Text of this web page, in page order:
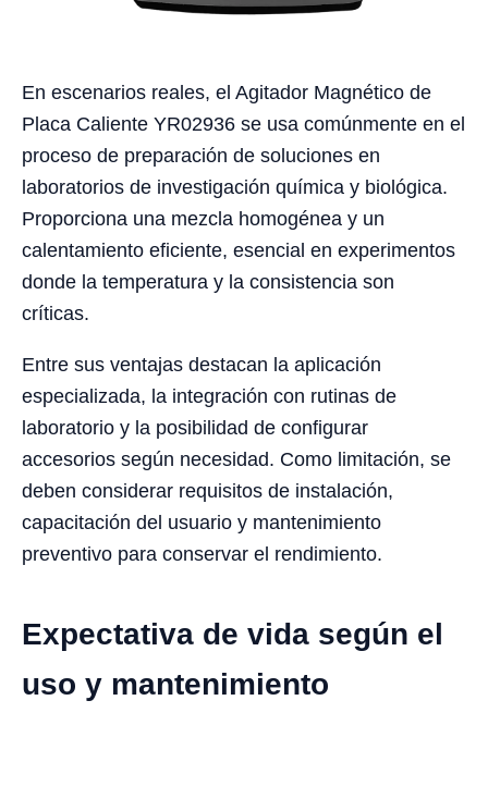
En escenarios reales, el Agitador Magnético de
Placa Caliente YR02936 se usa comúnmente en el
proceso de preparación de soluciones en
laboratorios de investigación química y biológica.
Proporciona una mezcla homogénea y un
calentamiento eficiente, esencial en experimentos
donde la temperatura y la consistencia son
críticas.
Entre sus ventajas destacan la aplicación
especializada, la integración con rutinas de
laboratorio y la posibilidad de configurar
accesorios según necesidad. Como limitación, se
deben considerar requisitos de instalación,
capacitación del usuario y mantenimiento
preventivo para conservar el rendimiento.
Expectativa de vida según el
uso y mantenimiento